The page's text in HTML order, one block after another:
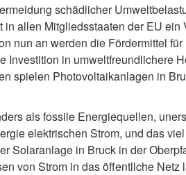
schädlicher
allen Mitgliedsstaaten der EU ein
nun an werden die Fördermittel
Investition in umweltfreundlichere
spielen Photovoltaikanlagen in
als fossile Energiequellen,
elektrischen Strom, und das
Solaranlage in Bruck in der
von Strom in das öffentliche